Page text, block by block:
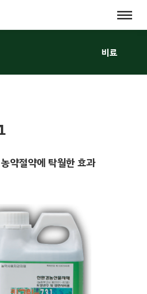
비료
약절약에 탁월한 효과